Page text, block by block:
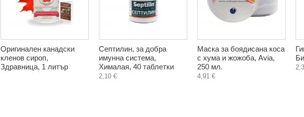
Оригинален канадски
кленов сироп,
Здравница, 1 литър
Септилин, за добра
имунна система,
Хималая, 40 таблетки
2,10 €
Маска за боядисана коса
с хума и жожоба, Avia,
250 мл.
4,91 €